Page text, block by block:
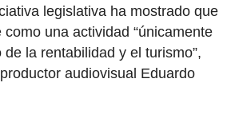
legislativa ha mostrado que
una actividad “únicamente
la rentabilidad y el turismo”,
audiovisual Eduardo